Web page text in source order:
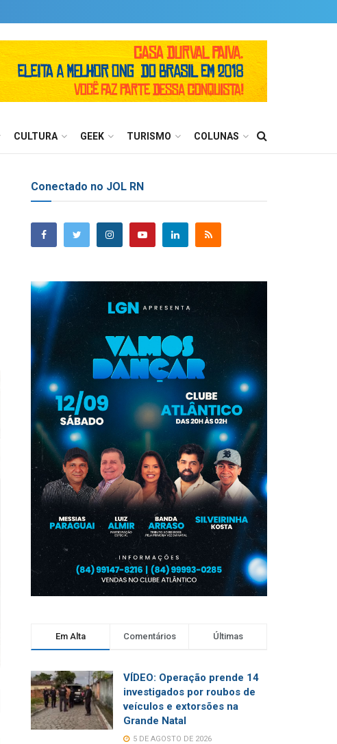
CULTURA GEEK TURISMO COLUNAS
Conectado no JOL RN
Em Alta Comentários Últimas
VÍDEO: Operação prende 14
investigados por roubos de
veículos e extorsões na
Grande Natal
5 DE AGOSTO DE 2026